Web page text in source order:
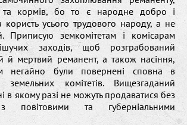
та кормів, бо то є народне добро і
усього трудового народу, а не
Приписую земкомітетам і комісарам
заходів, щоб розграбований
й мертвий реманент, а також насіння,
негайно були повернені сповна в
земельних комітетів. Вищезгаданий
в якому разі не можуть продаватися без
повітовими та губерніальними